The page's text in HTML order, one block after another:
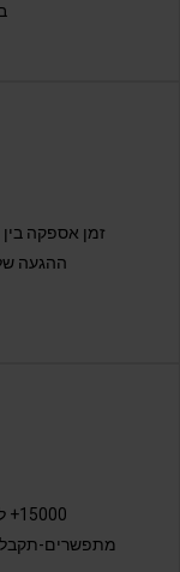
ב 0547174490 WhatsApp
ההגעה
מתפשרים-